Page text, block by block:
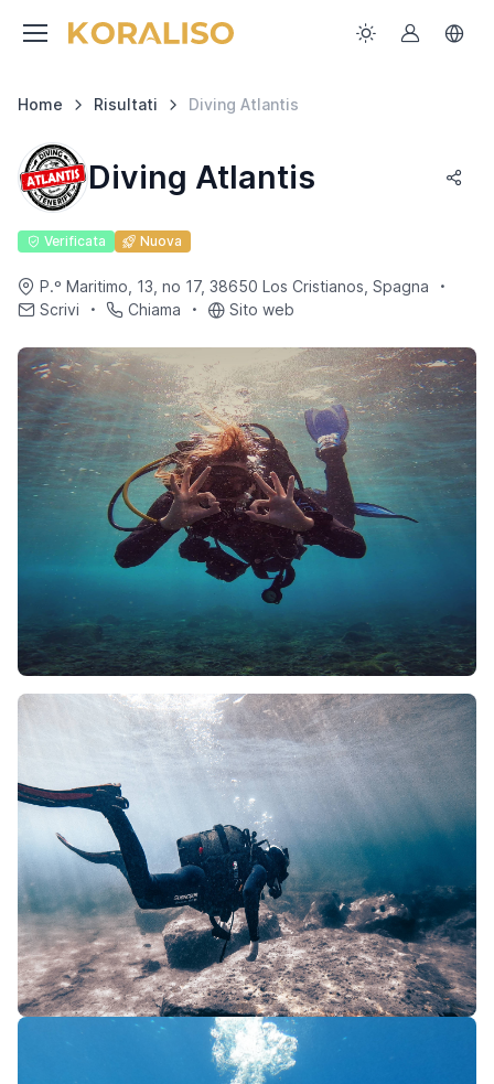
Home Risultati Diving Atlantis
Diving Atlantis
Verificata Nuova
P.º Maritimo, 13, no 17, 38650 Los Cristianos, Spagna
Scrivi
Chiama Sito web